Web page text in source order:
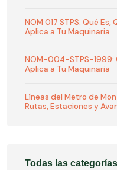
NOM 017 STPS: Qué
Aplica a Tu Maquinaria
NOM-004-STPS-1999:
Aplica a Tu Maquinaria
Líneas del Metro de
Rutas, Estaciones y
Todas las categorías